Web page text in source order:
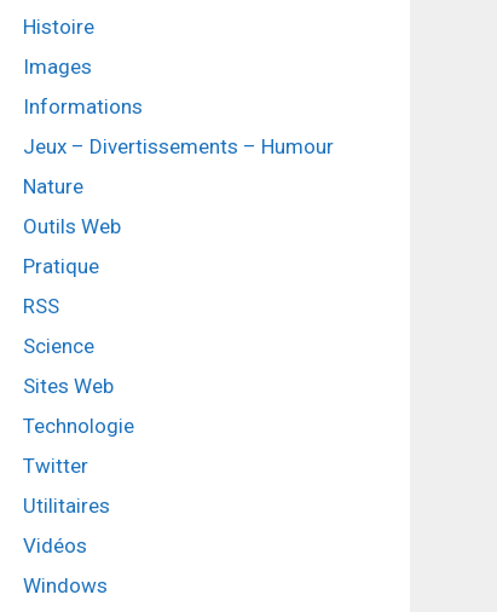
Histoire
Images
Informations
Jeux – Divertissements – Humour
Nature
Outils Web
Pratique
RSS
Science
Sites Web
Technologie
Twitter
Utilitaires
Vidéos
Windows